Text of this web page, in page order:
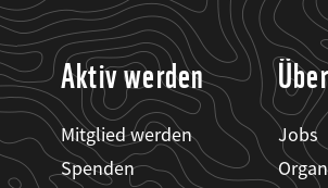
Aktiv werden
Mitglied werden
Spenden
Jobs